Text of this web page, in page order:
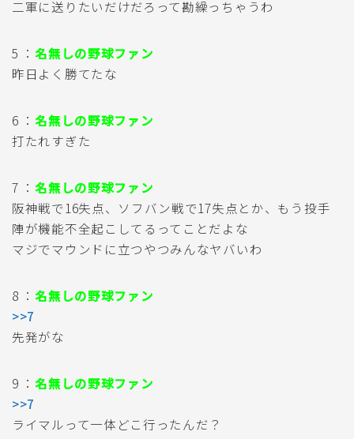
二軍に送りたいだけだろって勘繰っちゃうわ
5 ：名無しの野球ファン
昨日よく勝てたな
6 ：名無しの野球ファン
打たれすぎた
7 ：名無しの野球ファン
阪神戦で16失点、ソフバン戦で17失点とか、もう投手
陣が機能不全起こしてるってことだよな
マジでマウンドに立つやつみんなヤバいわ
8 ：名無しの野球ファン
>>7
先発がな
9 ：名無しの野球ファン
>>7
ライマルって一体どこ行ったんだ？